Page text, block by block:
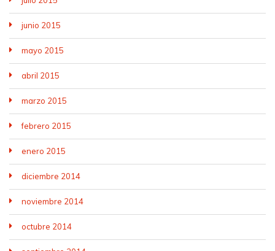
junio 2015
mayo 2015
abril 2015
marzo 2015
febrero 2015
enero 2015
diciembre 2014
noviembre 2014
octubre 2014